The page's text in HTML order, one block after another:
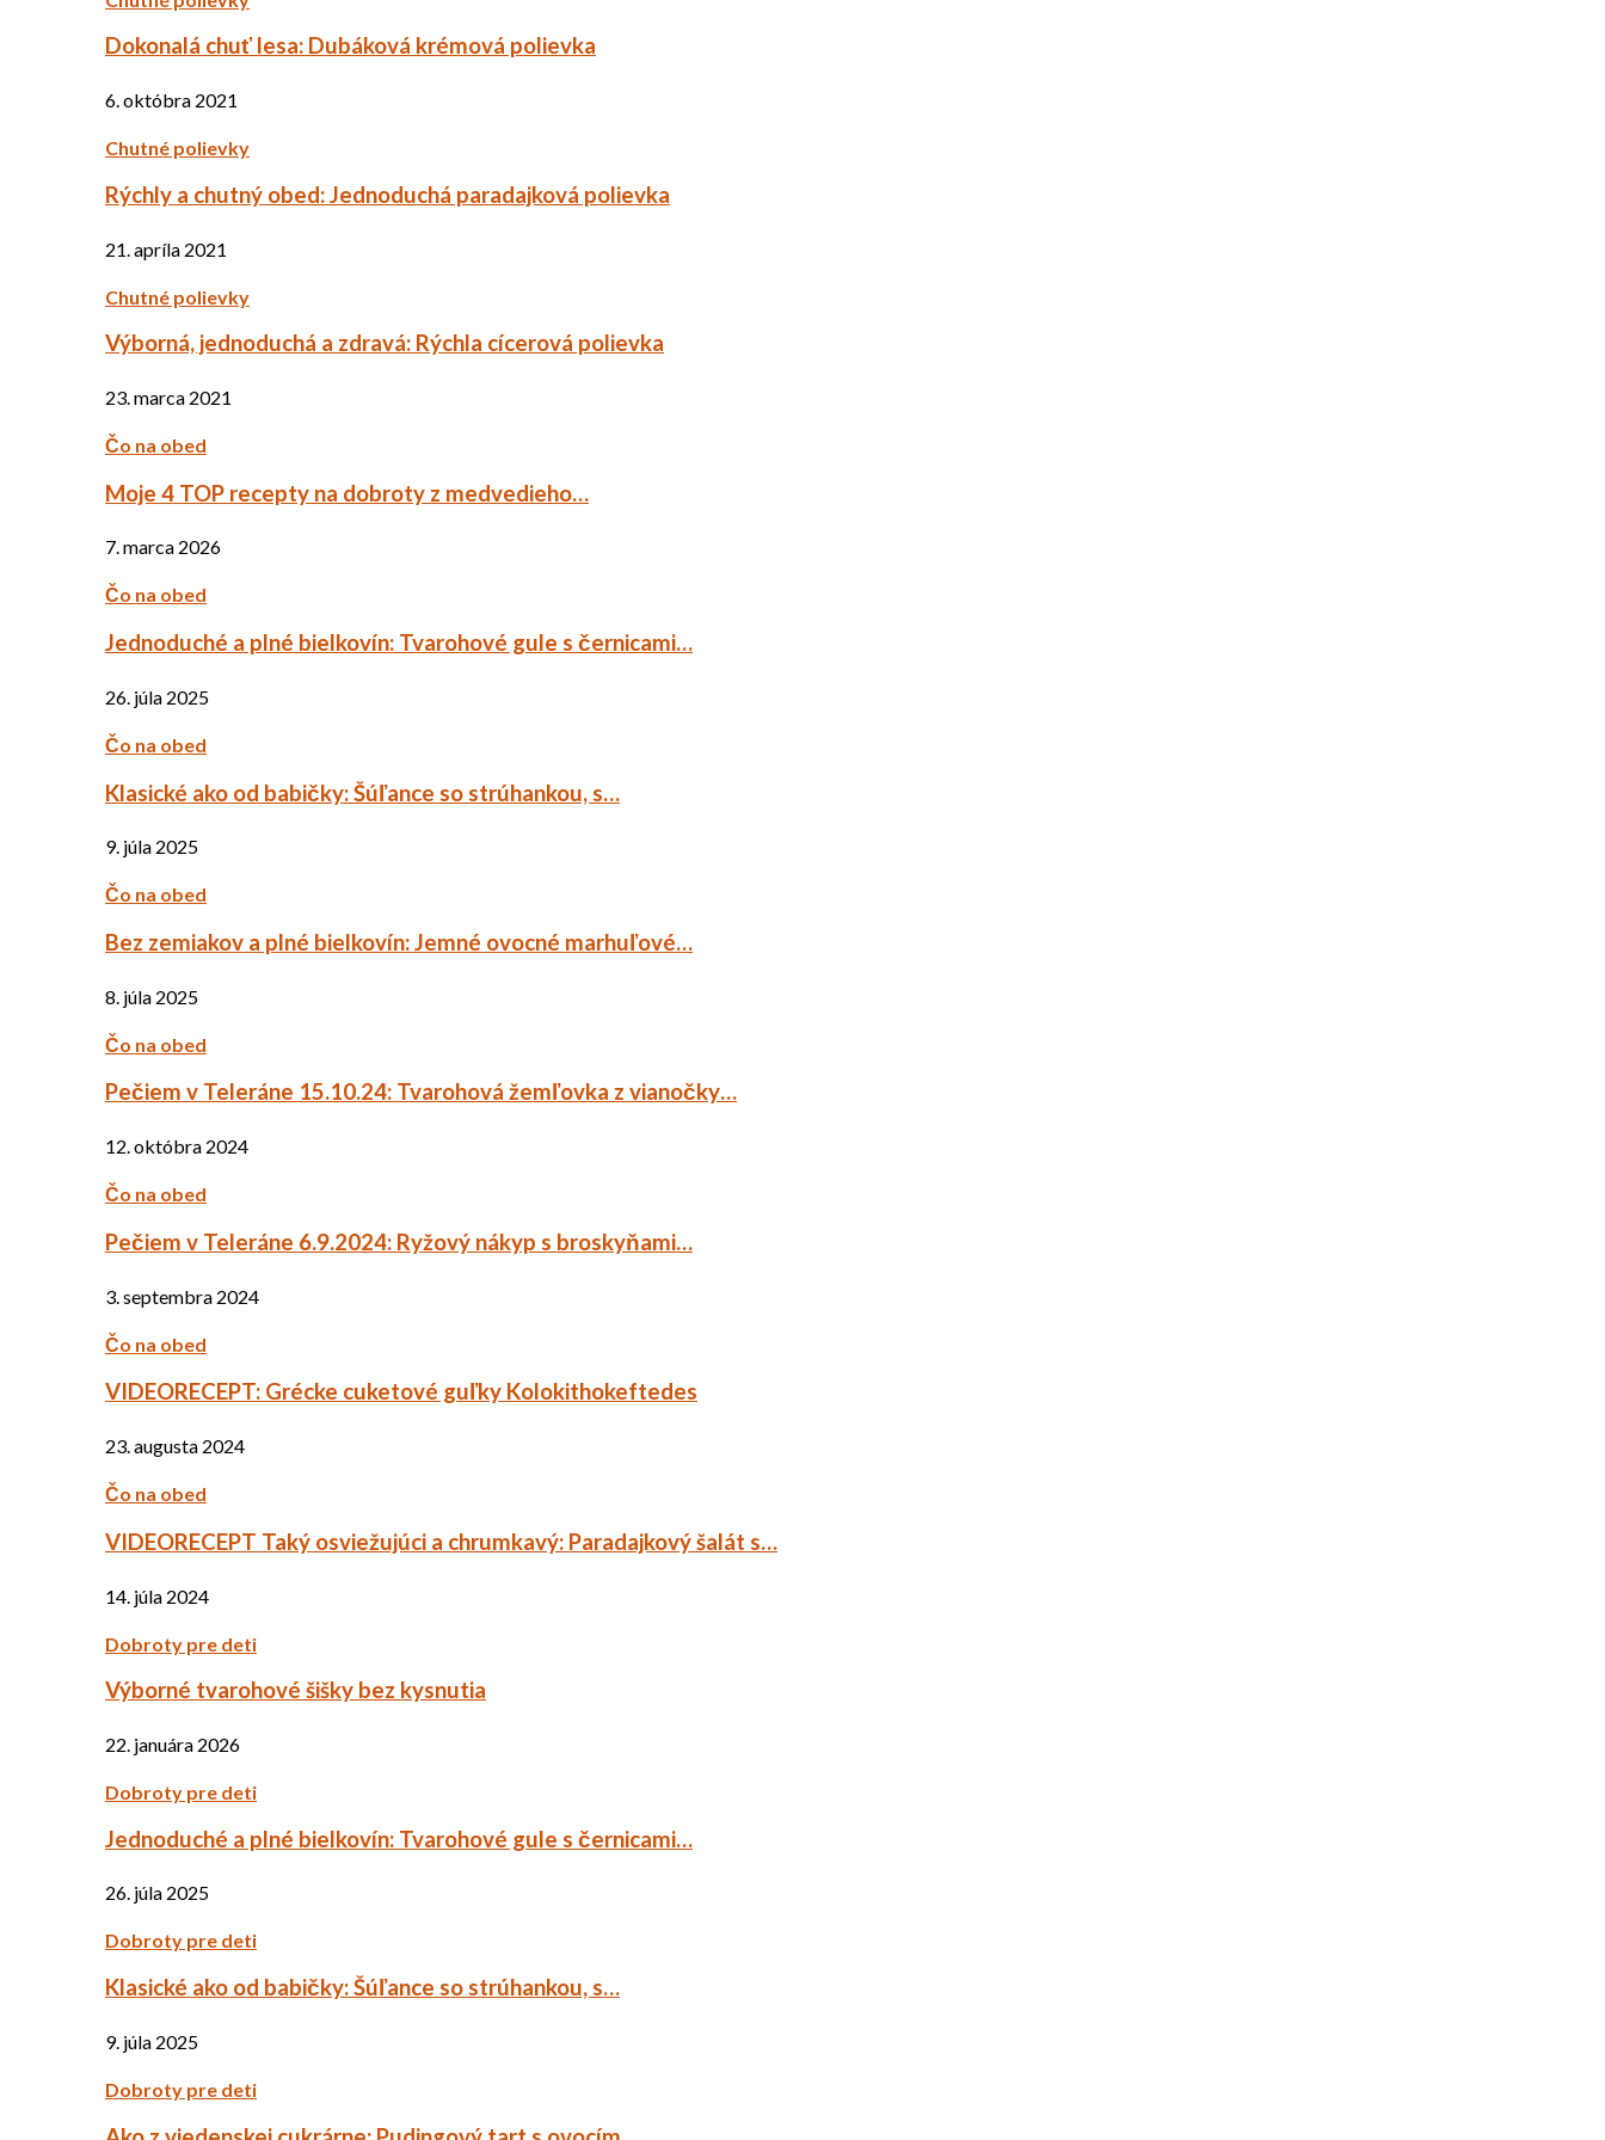
Dokonalá chuť lesa: Dubáková krémová polievka
6. októbra 2021
Chutné polievky
Rýchly a chutný obed: Jednoduchá paradajková polievka
21. apríla 2021
Chutné polievky
Výborná, jednoduchá a zdravá: Rýchla cícerová polievka
23. marca 2021
Čo na obed
Moje 4 TOP recepty na dobroty z medvedieho…
7. marca 2026
Čo na obed
Jednoduché a plné bielkovín: Tvarohové gule s černicami…
26. júla 2025
Čo na obed
Klasické ako od babičky: Šúľance so strúhankou, s…
9. júla 2025
Čo na obed
Bez zemiakov a plné bielkovín: Jemné ovocné marhuľové…
8. júla 2025
Čo na obed
Pečiem v Teleráne 15.10.24: Tvarohová žemľovka z vianočky…
12. októbra 2024
Čo na obed
Pečiem v Teleráne 6.9.2024: Ryžový nákyp s broskyňami…
3. septembra 2024
Čo na obed
VIDEORECEPT: Grécke cuketové guľky Kolokithokeftedes
23. augusta 2024
Čo na obed
VIDEORECEPT Taký osviežujúci a chrumkavý: Paradajkový šalát s…
14. júla 2024
Dobroty pre deti
Výborné tvarohové šišky bez kysnutia
22. januára 2026
Dobroty pre deti
Jednoduché a plné bielkovín: Tvarohové gule s černicami…
26. júla 2025
Dobroty pre deti
Klasické ako od babičky: Šúľance so strúhankou, s…
9. júla 2025
Dobroty pre deti